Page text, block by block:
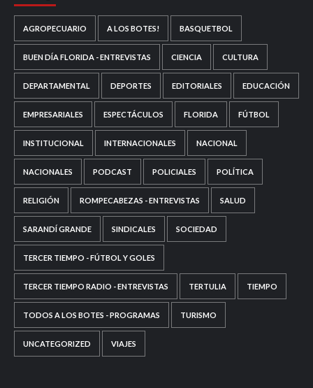
AGROPECUARIO A LOS BOTES! BASQUETBOL
BUEN DÍA FLORIDA - ENTREVISTAS CIENCIA CULTURA
DEPARTAMENTAL DEPORTES EDITORIALES EDUCACIÓN
EMPRESARIALES ESPECTÁCULOS FLORIDA FÚTBOL
INSTITUCIONAL INTERNACIONALES NACIONAL
NACIONALES PODCAST POLICIALES POLÍTICA
RELIGIÓN ROMPECABEZAS - ENTREVISTAS SALUD
SARANDÍ GRANDE SINDICALES SOCIEDAD
TERCER TIEMPO - FÚTBOL Y GOLES
TERCER TIEMPO RADIO - ENTREVISTAS TERTULIA TIEMPO
TODOS A LOS BOTES - PROGRAMAS TURISMO
UNCATEGORIZED VIAJES